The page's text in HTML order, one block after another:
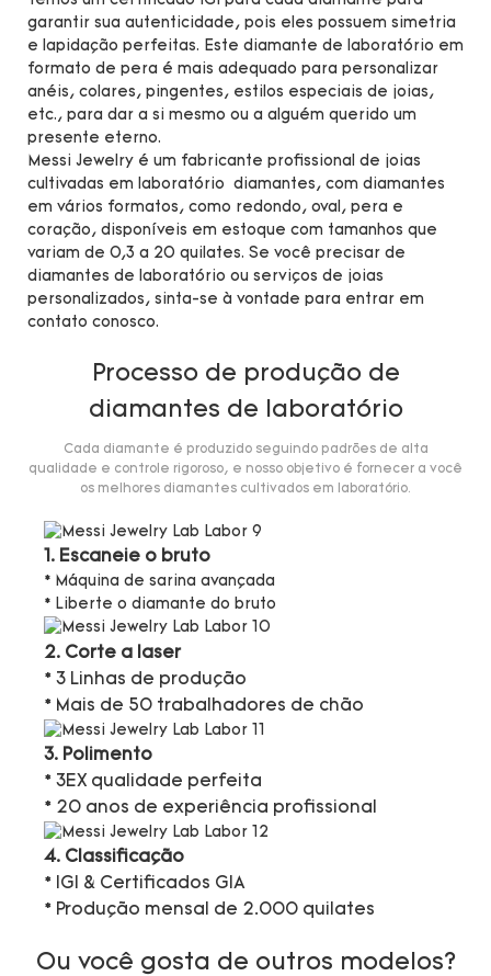
garantir sua autenticidade, pois eles possuem simetria
e lapidação perfeitas. Este diamante de laboratório em
formato de pera é mais adequado para personalizar
anéis, colares, pingentes, estilos especiais de joias,
etc., para dar a si mesmo ou a alguém querido um
presente eterno.
Messi Jewelry é um fabricante profissional de joias
cultivadas em laboratório diamantes, com diamantes
em vários formatos, como redondo, oval, pera e
coração, disponíveis em estoque com tamanhos que
variam de 0,3 a 20 quilates. Se você precisar de
diamantes de laboratório ou serviços de joias
personalizados, sinta-se à vontade para entrar em
contato conosco.
Processo de produção de
diamantes de laboratório
Cada diamante é produzido seguindo padrões de alta
qualidade e controle rigoroso, e nosso objetivo é fornecer a você
os melhores diamantes cultivados em laboratório.
1. Escaneie o bruto
* Máquina de sarina avançada
* Liberte o diamante do bruto
2. Corte a laser
* 3 Linhas de produção
* Mais de 50 trabalhadores de chão
3. Polimento
* 3EX qualidade perfeita
* 20 anos de experiência profissional
4. Classificação
* IGI & Certificados GIA
* Produção mensal de 2.000 quilates
Ou você gosta de outros modelos?